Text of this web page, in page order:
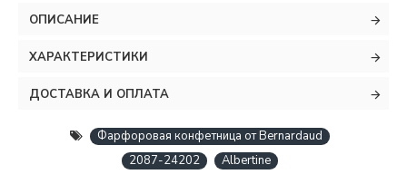
ОПИСАНИЕ
ХАРАКТЕРИСТИКИ
ДОСТАВКА И ОПЛАТА
Фарфоровая конфетница от Bernardaud
2087-24202
Albertine